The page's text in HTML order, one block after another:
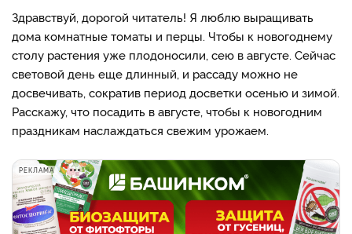
Здравствуй, дорогой читатель! Я люблю выращивать
дома комнатные томаты и перцы. Чтобы к новогоднему
столу растения уже плодоносили, сею в августе. Сейчас
световой день еще длинный, и рассаду можно не
досвечивать, сократив период досветки осенью и зимой.
Расскажу, что посадить в августе, чтобы к новогодним
праздникам наслаждаться свежим урожаем.
РЕКЛАМА